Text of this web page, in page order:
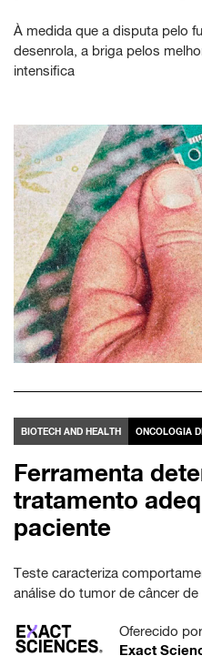
À medida que a disputa pelo
desenrola, a briga pelos
intensifica
BIOTECH AND HEALTH ONCOLOGIA
Ferramenta
tratamento
paciente
Teste caracteriza
análise do tumor de câncer de
Oferecido por
Exact